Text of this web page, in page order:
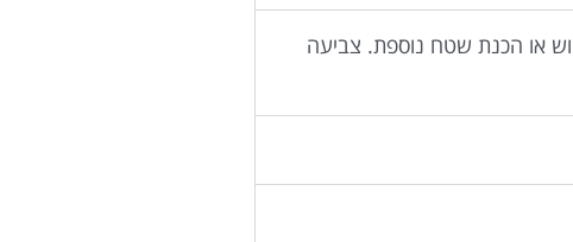
או הכנת שטח נוספת. צביעה